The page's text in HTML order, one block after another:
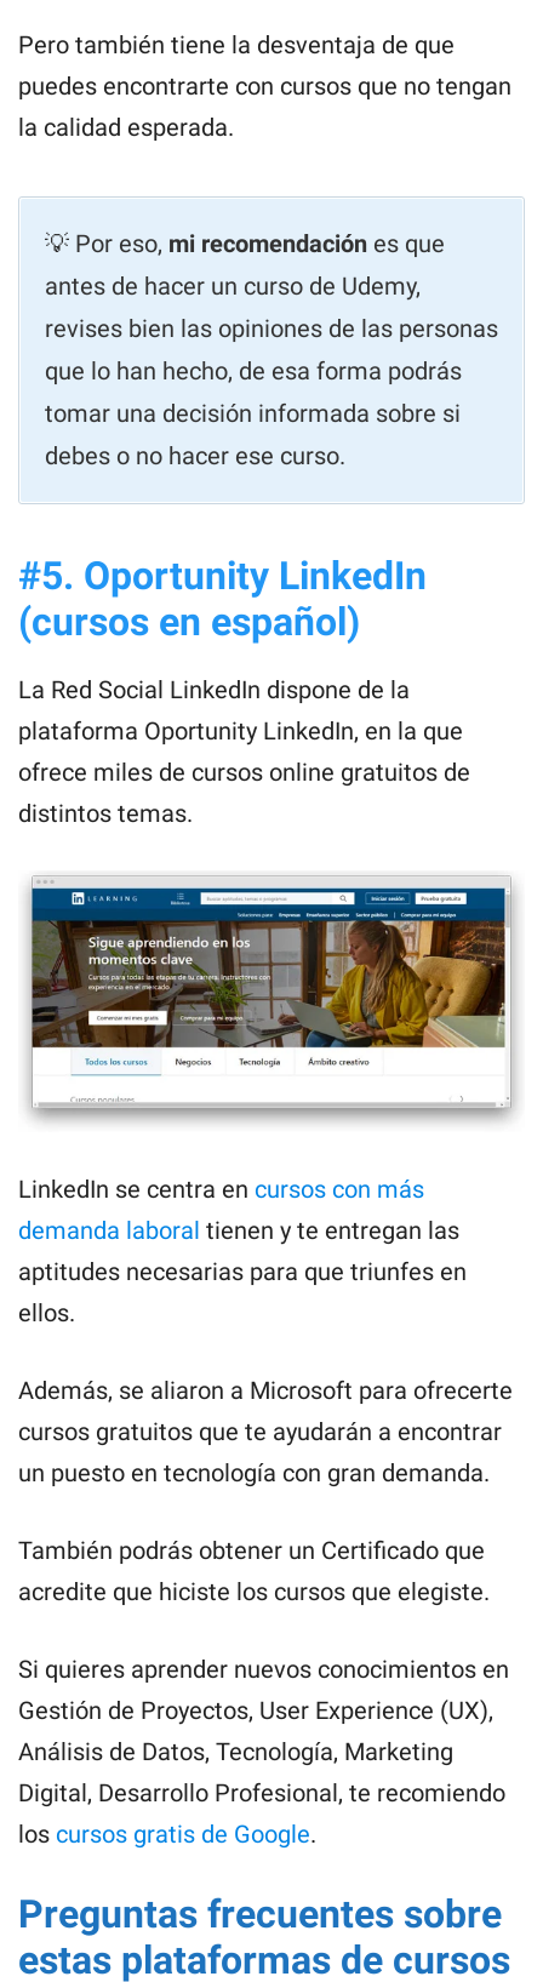
Pero también tiene la desventaja de que
puedes encontrarte con cursos que no tengan
la calidad esperada.
💡 Por eso, mi recomendación es que
antes de hacer un curso de Udemy,
revises bien las opiniones de las personas
que lo han hecho, de esa forma podrás
tomar una decisión informada sobre si
debes o no hacer ese curso.
#5. Oportunity LinkedIn
(cursos en español)
La Red Social LinkedIn dispone de la
plataforma Oportunity LinkedIn, en la que
ofrece miles de cursos online gratuitos de
distintos temas.
LinkedIn se centra en cursos con más
demanda laboral tienen y te entregan las
aptitudes necesarias para que triunfes en
ellos.
Además, se aliaron a Microsoft para ofrecerte
cursos gratuitos que te ayudarán a encontrar
un puesto en tecnología con gran demanda.
También podrás obtener un Certificado que
acredite que hiciste los cursos que elegiste.
Si quieres aprender nuevos conocimientos en
Gestión de Proyectos, User Experience (UX),
Análisis de Datos, Tecnología, Marketing
Digital, Desarrollo Profesional, te recomiendo
los cursos gratis de Google.
Preguntas frecuentes sobre
estas plataformas de cursos